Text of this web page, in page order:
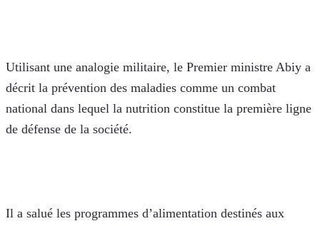
Utilisant une analogie militaire, le Premier ministre Abiy a
décrit la prévention des maladies comme un combat
national dans lequel la nutrition constitue la première ligne
de défense de la société.
Il a salué les programmes d’alimentation destinés aux